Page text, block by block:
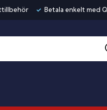
Betala enkelt med